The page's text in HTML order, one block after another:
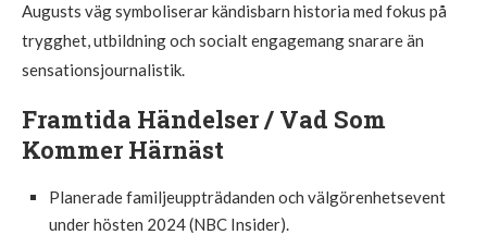
Augusts väg symboliserar kändisbarn historia med fokus på
trygghet, utbildning och socialt engagemang snarare än
sensationsjournalistik.
Framtida Händelser / Vad Som
Kommer Härnäst
Planerade familjeuppträdanden och välgörenhetsevent
under hösten 2024 (NBC Insider).